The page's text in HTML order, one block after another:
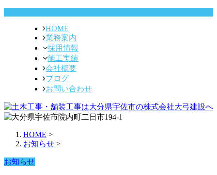
HOME
業務案内
採用情報
施工実績
会社概要
ブログ
お問い合わせ
HOME >
お知らせ >
お知らせ